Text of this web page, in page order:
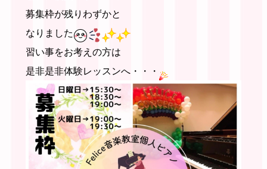
募集枠が残りわずかと
なりました
習い事をお考えの方は
是非是非体験レッスンへ・・・